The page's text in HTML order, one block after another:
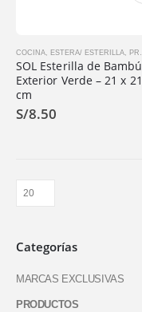
COCINA ESTERA/ ESTERILLA PRODUCTOS
SOL Esterilla de Bambú
Exterior Verde – 21 x 21
cm
S/8.50
Categorías
MARCAS EXCLUSIVAS
PRODUCTOS